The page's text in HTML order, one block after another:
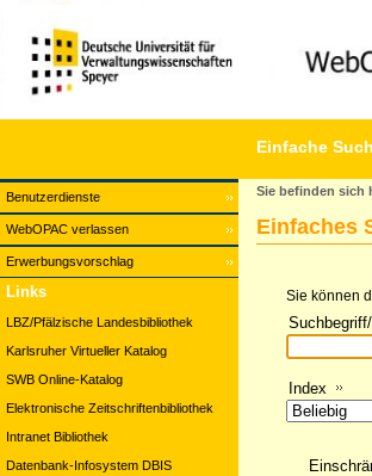
Benutzerdienste
WebOPAC verlassen
Erwerbungsvorschlag
Einfache
Links
LBZ/Pfälzische Landesbibliothek
Karlsruher Virtueller Katalog
SWB Online-Katalog
Elektronische Zeitschriftenbibliothek
Intranet Bibliothek
Datenbank-Infosystem DBIS
Sie befinden sich
Einfaches
Sie können
Index